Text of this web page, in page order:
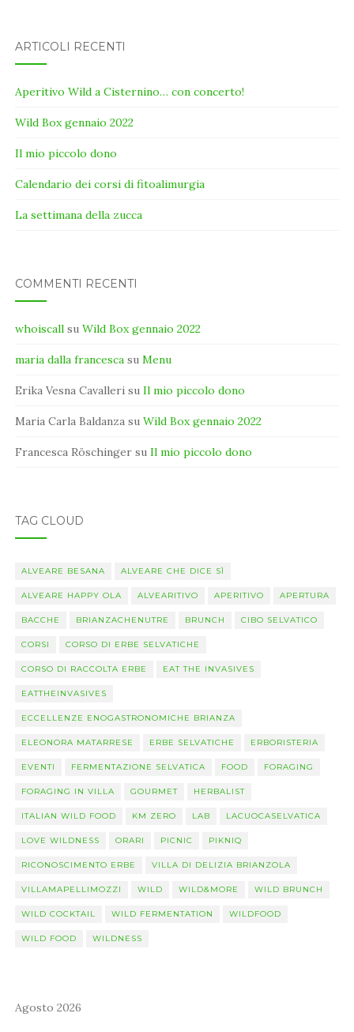
ARTICOLI RECENTI
Aperitivo Wild a Cisternino… con concerto!
Wild Box gennaio 2022
Il mio piccolo dono
Calendario dei corsi di fitoalimurgia
La settimana della zucca
COMMENTI RECENTI
whoiscall suWild Box gennaio 2022
maria dalla francesca suMenu
Erika Vesna Cavalleri suIl mio piccolo dono
Maria Carla Baldanza suWild Box gennaio 2022
Francesca Röschinger suIl mio piccolo dono
TAG CLOUD
ALVEARE BESANA ALVEARE CHE DICE SÌ
ALVEARE HAPPY OLA ALVEARITIVO APERITIVO APERTURA
BACCHE BRIANZACHENUTRE BRUNCH CIBO SELVATICO
CORSI CORSO DI ERBE SELVATICHE
CORSO DI RACCOLTA ERBE EAT THE INVASIVES
EATTHEINVASIVES
ECCELLENZE ENOGASTRONOMICHE BRIANZA
ELEONORA MATARRESE ERBE SELVATICHE ERBORISTERIA
EVENTI FERMENTAZIONE SELVATICA FOOD FORAGING
FORAGING IN VILLA GOURMET HERBALIST
ITALIAN WILD FOOD KM ZERO LAB LACUOCASELVATICA
LOVE WILDNESS ORARI PICNIC PIKNIQ
RICONOSCIMENTO ERBE VILLA DI DELIZIA BRIANZOLA
VILLAMAPELLIMOZZI WILD WILD&MORE WILD BRUNCH
WILD COCKTAIL WILD FERMENTATION WILDFOOD
WILD FOOD WILDNESS
Agosto 2026